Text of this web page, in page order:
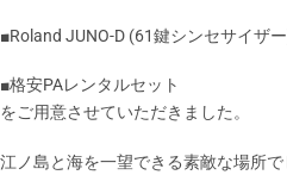
■Roland JUNO-D (61鍵シンセサイザ
■格安PAレンタルセット
をご用意させていただきました。
江ノ島と海を一望できる素敵な場所